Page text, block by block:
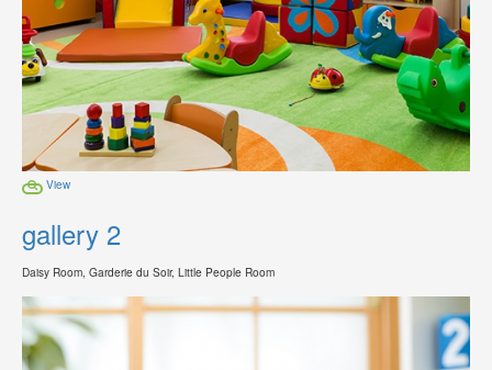
View
gallery 2
Daisy Room, Garderie du Soir, Little People Room